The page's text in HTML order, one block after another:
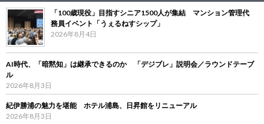
「100歳現役」目指すシニア1500人が集結 マンション管理代
務員イベント「うぇるねすシップ」
2026年8月4日
AI時代、「暗黙知」は継承できるのか 「デジブレ」説明会／ラウンドテーブ
ル
2026年8月3日
紀伊勝浦の魅力を堪能 ホテル浦島、日昇館をリニューアル
2026年8月3日